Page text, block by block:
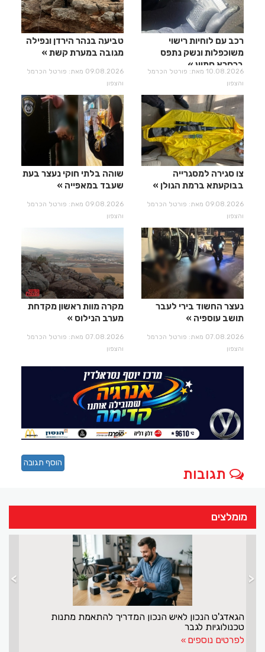
רכב עם לוחיות רישוי
משוכפלות ונשק נתפס
בכסרא סמיע
10.08.2026 מאת: פורטל הכרמל
והצפון
טביעה בנהר הירדן ונפילה
מגובה במערת קשת
09.08.2026 מאת: פורטל הכרמל
והצפון
צו סגירה למסגרייה
בבוקעתא ברמת הגולן
09.08.2026 מאת: פורטל הכרמל
והצפון
שוהה בלתי חוקי נעצר בעת
שעבד במאפייה
09.08.2026 מאת: פורטל הכרמל
והצפון
נעצר החשוד בירי לעבר
תושב עוספיה
07.08.2026 מאת: פורטל הכרמל
והצפון
מקרה מוות ראשון מקדחת
מערב הנילוס
07.08.2026 מאת: פורטל הכרמל
והצפון
תגובות
הוסף תגובה
מומלצים
הגאדג'ט הנכון לאיש הנכון המדריך להתאמת מתנות
טכנולוגיות לגבר
לפרטים נוספים
> <